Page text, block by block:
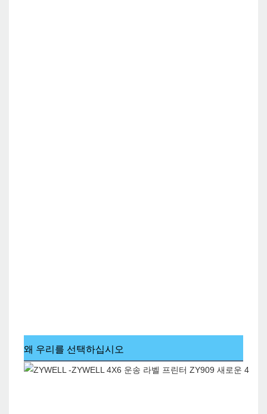
왜 우리를 선택하십시오